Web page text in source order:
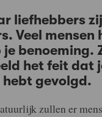
liefhebbers
Veel mensen
benoeming.
het feit dat
gevolgd.
zullen er